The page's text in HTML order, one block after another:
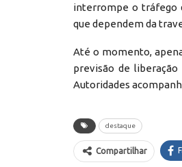
interrompe o tráfego
que dependem da
Até o momento,
previsão de
Autoridades
destaque
Compartilhar